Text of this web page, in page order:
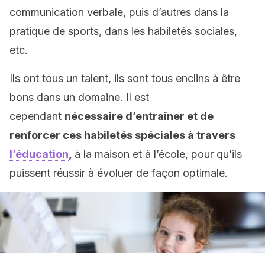
communication verbale, puis d’autres dans la
pratique de sports, dans les habiletés sociales,
etc.
Ils ont tous un talent, ils sont tous enclins à être
bons dans un domaine. Il est
cependant nécessaire d’entraîner et de
renforcer ces habiletés spéciales à travers
l’éducation à la maison et à l’école, pour qu’ils
puissent réussir à évoluer de façon optimale.